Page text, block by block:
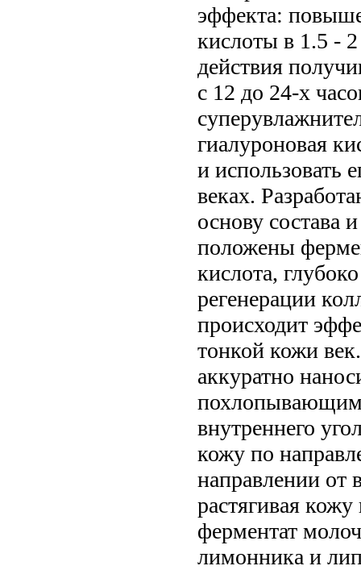
эффекта:
кислоты в 1.5 -
действия
с 12 до 24-х
гиалуроновая
и использовать
веках.
основу состава
положены
кислота,
регенерации
происходит
тонкой кожи
аккуратно
внутреннего
кожу по
направлении от
растягивая
ферментат
лимонника и